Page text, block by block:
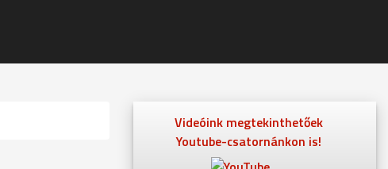
Videóink megtekinthetőek
Youtube-csatornánkon is!